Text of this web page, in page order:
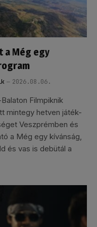
a Még egy
2026.08.06.
Filmpiknik
mintegy hetven játék-
Veszprémben és
a Még egy kívánság,
és vas is debütál a